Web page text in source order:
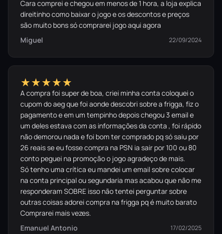
Cara comprei e chegou em menos de 1 hora, a loja explica
direitinho como baixar o jogo e os descontos e preços
são muito bons só comprarei jogo aqui agora
Miguel
22/09/2024
★★★★★
A compra foi super de boa, criei minha conta coloquei o
cupom do aeg que foi aonde descobri sobre a frigga, fiz o
pagamento e em um tempinho depois chegou 3 email e
um deles estava com as informações da conta , foi rápido
não demorou nada e foi bom ter comprado pq só saiu por
26 reais se eu fosse compra na PSN ia sair por 100 ou 80
conto peguei na promoção o jogo agradeço de mais.
Só tenho uma crítica eu mandei um email sobre colocar
na conta principal ou segundaria mas acabou que não me
responderam SOBRE isso não tentei perguntar sobre
outras coisas adorei compra na frigga pq é muito barato
Comprarei mais vezes.
Emanuel Antonio
17/02/2025